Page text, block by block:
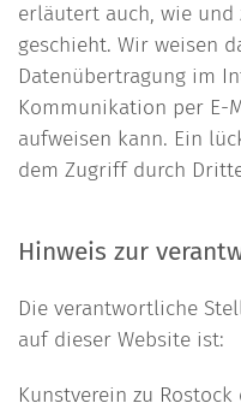
erläutert auch, wie und
geschieht. Wir weisen
Datenübertragung im
Kommunikation per E-
aufweisen kann. Ein
dem Zugriff durch
Hinweis zur
Die verantwortliche
auf dieser Website ist:
Kunstverein zu Rostock